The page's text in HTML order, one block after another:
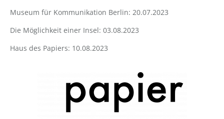
Museum für Kommunikation Berlin: 20.07.2023
Die Möglichkeit einer Insel: 03.08.2023
Haus des Papiers: 10.08.2023